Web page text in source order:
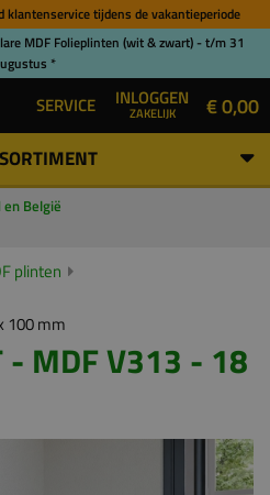
klantenservice tijdens de vakantieperiode
MDF Folieplinten (wit & zwart) - t/m 31
*
SERVICE INLOGGEN
ZAKELIJK € 0,00
België
plinten
100 mm
- MDF V313 - 18